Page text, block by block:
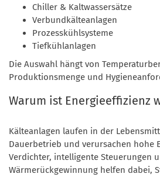
Chiller & Kaltwassersätze
Verbundkälteanlagen
Prozesskühlsysteme
Tiefkühlanlagen
Die Auswahl hängt von
Produktionsmenge und
Warum ist Energieeffizienz
Kälteanlagen laufen in der
Dauerbetrieb und verursachen hohe
Verdichter, intelligente Steuerungen
Wärmerückgewinnung helfen dabei,